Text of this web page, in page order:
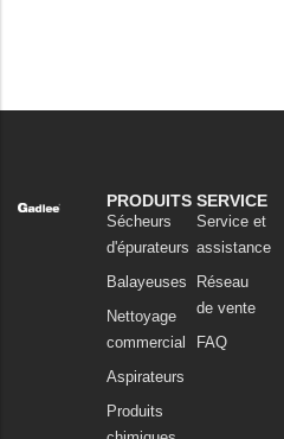
PRODUITS
Sécheurs
d'épurateurs
Balayeuses
Nettoyage
commercial
Aspirateurs
Produits
SERVICE
Service et
assistance
Réseau
de vente
FAQ